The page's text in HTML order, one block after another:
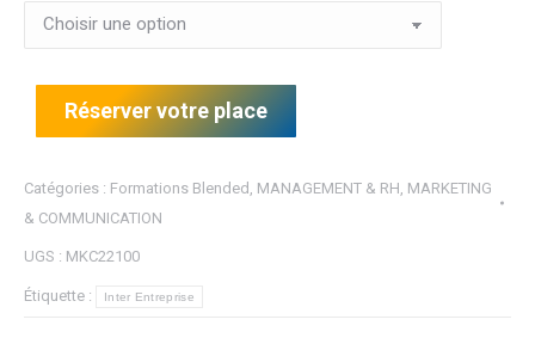
Réserver votre place
Catégories : Formations Blended MANAGEMENT & RH MARKETING
& COMMUNICATION
UGS : MKC22100
Étiquette : Inter Entreprise